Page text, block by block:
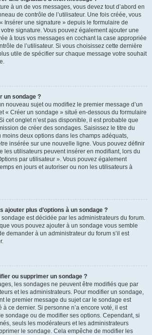
à un de vos messages, vous devez tout d’abord en
de contrôle de l’utilisateur. Une fois créée, vous
Insérer une signature » depuis le formulaire de
signature. Vous pouvez également ajouter une
à tous vos messages en cochant la case appropriée
de l’utilisateur. Si vous choisissez cette dernière
utile de spécifier sur chaque message votre souhait
un sondage ?
nouveau sujet ou modifiez le premier message d’un
« Créer un sondage » situé en-dessous du formulaire
cet onglet n’est pas disponible, il est probable que
de créer des sondages. Saisissez le titre du
deux options dans les champs adéquats,
insérée sur une nouvelle ligne. Vous pouvez définir
les utilisateurs peuvent insérer en modifiant, lors du
par utilisateur ». Vous pouvez également
en jours et autoriser ou non les utilisateurs à
ajouter plus d’options à un sondage ?
sondage est décidée par les administrateurs du forum.
vous pouvez ajouter à un sondage vous semble
demander à un administrateur du forum s’il est
ou supprimer un sondage ?
les sondages ne peuvent être modifiés que par
et les administrateurs. Pour modifier un sondage,
le premier message du sujet car le sondage est
ce dernier. Si personne n’a encore voté, il est
sondage ou de modifier ses options. Cependant, si
seuls les modérateurs et les administrateurs
le sondage. Cela empêche de modifier les